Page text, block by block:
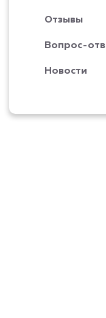
Отзывы
Вопрос-
Новости